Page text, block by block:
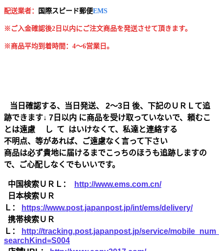
配送業者： 国 際スピード郵便EMS
※ご入金確認後2日以内にご注文商品を発送させて頂きます。
※商品平均到着時間：4～6営業日。
当日確認する、当日発送、 2～3日 後、下記のＵＲＬて追
跡できます↓ 7日以内 に商品を受け取っていないで、頼むこ
とは遠慮 し て はいけなくて、私達と連絡する
不明点、等があれば、ご遠慮なく言って下さい
商品は必ず貴地に届けるまでこっちのほうも追跡しますの
で、ご心配しなくでもいいです。
中国検索ＵＲＬ：
http://www.ems.com.cn/
日本検索ＵＲ
Ｌ：
https://www.post.japanpost.jp/int/ems/delivery/
携帯検索ＵＲ
Ｌ：
http://tracking.post.japanpost.jp/service/
searchKind=S004